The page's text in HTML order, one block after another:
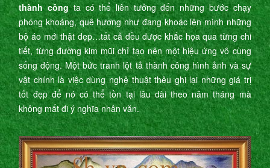
thành côngta có thể liên tưởng đến những bước chạy
phóng khoáng, quê hương như đang khoác lên mình những
bộ áo mới thật đẹp…tất cả đều được khắc họa qua từng chi
tiết, từng đường kim mũi chỉ tạo nên một hiệu ứng vô cùng
sống động. Một bức tranh lột tả thành công hình ảnh và sự
vật chính là việc dùng nghệ thuật thêu ghi lại những giá trị
tốt đẹp để nó có thể tồn tại lâu dài theo năm tháng mà
không mất đi ý nghĩa nhân văn.